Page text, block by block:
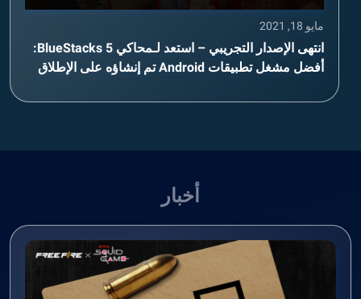
مايو 18, 2021
انتهى الإصدار التجريبي – استعد لـمحاكي BlueStacks 5:
أفضل مشغل تطبيقات Android تم إنشاؤه على الإطلاق
أخبار